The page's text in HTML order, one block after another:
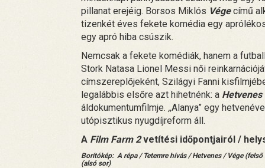
pillanat erejéig. Borsos Miklós Végecímű
tizenkét éves fekete komédia egy
egy apró hiba csúszik.
Nemcsak a fekete komédiák, hanem a
Stork Natasa Lionel Messi női
címszereplőjeként, Szilágyi Fanni
legalábbis elsőre azt hihetnénk: a Hetvenes
áldokumentumfilmje. ,,Alanya” egy
utópisztikus nyugdíjreform áll.
A Film Farm 2vetítési időpontjairól /
Borítókép: A répa / Tetemre hívás / Hetvenes / Vége
(alsó sor)